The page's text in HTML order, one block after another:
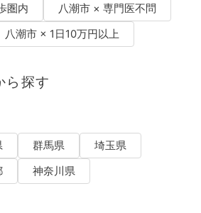
圏内
八潮市 × 専門医不問
八潮市 × 1日10万円以上
ら探す
群馬県
埼玉県
神奈川県